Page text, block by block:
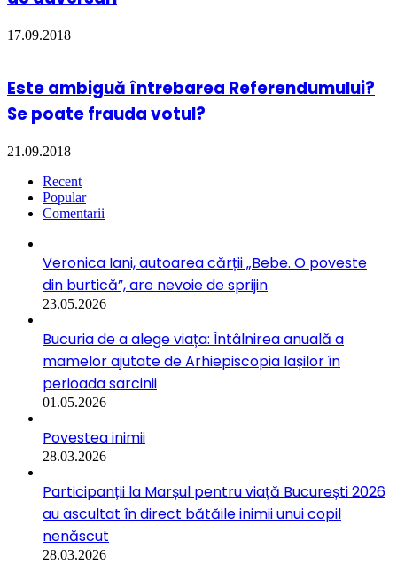
17.09.2018
Este ambiguă întrebarea Referendumului?
Se poate frauda votul?
21.09.2018
Recent
Popular
Comentarii
Veronica Iani, autoarea cărții „Bebe. O poveste
din burtică”, are nevoie de sprijin
23.05.2026
Bucuria de a alege viața: Întâlnirea anuală a
mamelor ajutate de Arhiepiscopia Iașilor în
perioada sarcinii
01.05.2026
Povestea inimii
28.03.2026
Participanții la Marșul pentru viață București 2026
au ascultat în direct bătăile inimii unui copil
nenăscut
28.03.2026